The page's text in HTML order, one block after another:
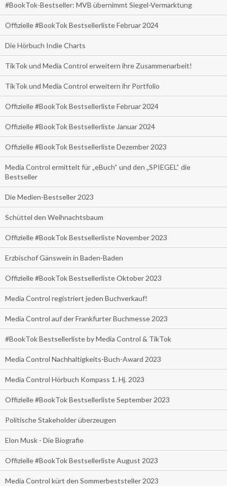
#BookTok-Bestseller: MVB übernimmt Siegel-Vermarktung
Offizielle #BookTok Bestsellerliste Februar 2024
Die Hörbuch Indie Charts
TikTok und Media Control erweitern ihre Zusammenarbeit!
TikTok und Media Control erweitern ihr Portfolio
Offizielle #BookTok Bestsellerliste Februar 2024
Offizielle #BookTok Bestsellerliste Januar 2024
Offizielle #BookTok Bestsellerliste Dezember 2023
Media Control ermittelt für „eBuch“ und den „SPIEGEL“ die
Bestseller
Die Medien-Bestseller 2023
Schüttel den Weihnachtsbaum
Offizielle #BookTok Bestsellerliste November 2023
Erzbischof Gänswein in Baden-Baden
Offizielle #BookTok Bestsellerliste Oktober 2023
Media Control registriert jeden Buchverkauf!
Media Control auf der Frankfurter Buchmesse 2023
#BookTok Bestsellerliste by Media Control & TikTok
Media Control Nachhaltigkeits-Buch-Award 2023
Media Control Hörbuch Kompass 1. Hj. 2023
Offizielle #BookTok Bestsellerliste September 2023
Politische Stakeholder überzeugen
Elon Musk - Die Biografie
Offizielle #BookTok Bestsellerliste August 2023
Media Control kürt den Sommerbeststeller 2023